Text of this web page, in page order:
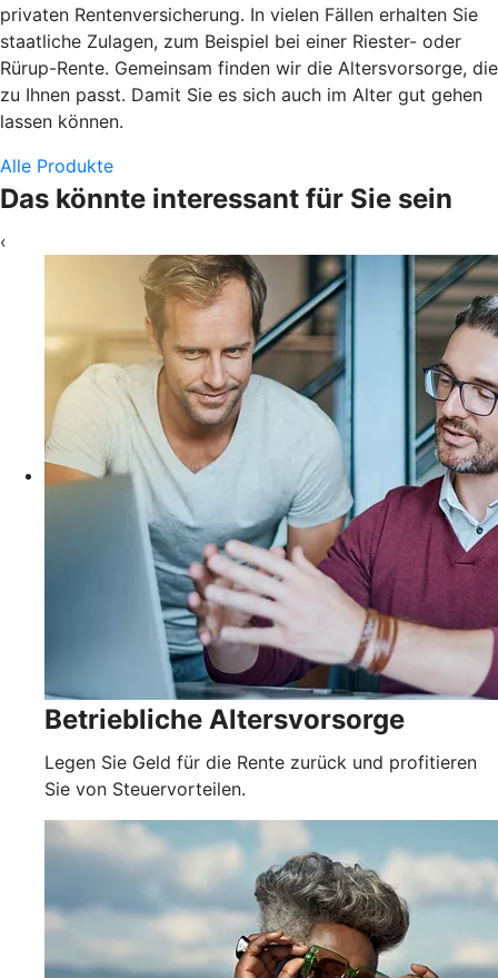
privaten Rentenversicherung. In vielen Fällen erhalten Sie
staatliche Zulagen, zum Beispiel bei einer Riester- oder
Rürup-Rente. Gemeinsam finden wir die Altersvorsorge, die
zu Ihnen passt. Damit Sie es sich auch im Alter gut gehen
lassen können.
Alle Produkte
Das könnte interessant für Sie sein
‹
Betriebliche Altersvorsorge
Legen Sie Geld für die Rente zurück und profitieren
Sie von Steuervorteilen.